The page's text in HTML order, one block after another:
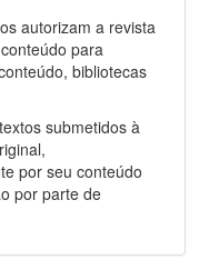
autorizam a revista
para
bibliotecas
submetidos à
por seu conteúdo
por parte de